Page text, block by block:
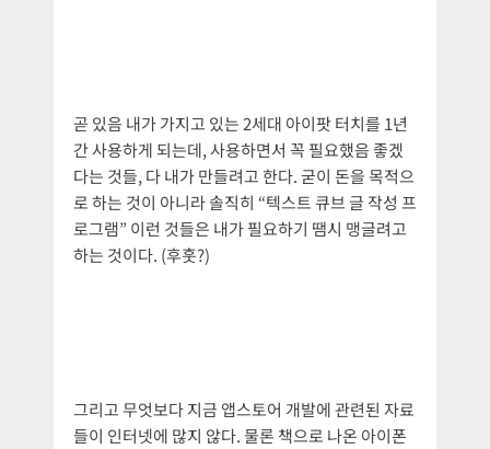
곧 있음 내가 가지고 있는 2세대 아이팟 터치를 1년
간 사용하게 되는데, 사용하면서 꼭 필요했음 좋겠
다는 것들, 다 내가 만들려고 한다. 굳이 돈을 목적으
로 하는 것이 아니라 솔직히 “텍스트 큐브 글 작성 프
로그램” 이런 것들은 내가 필요하기 땜시 맹글려고
하는 것이다. (후훗?)
그리고 무엇보다 지금 앱스토어 개발에 관련된 자료
들이 인터넷에 많지 않다. 물론 책으로 나온 아이폰